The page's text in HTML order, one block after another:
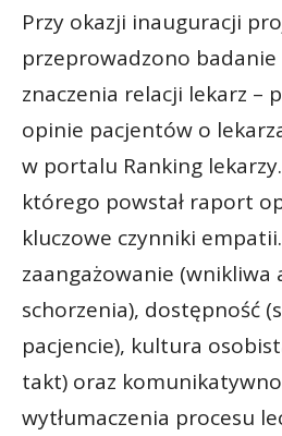
Przy okazji inauguracji
przeprowadzono
znaczenia relacji lekarz –
opinie pacjentów o
w portalu Ranking
którego powstał raport
kluczowe czynniki
zaangażowanie (wnikliwa
schorzenia), dostępność
pacjencie), kultura
takt) oraz
wytłumaczenia procesu